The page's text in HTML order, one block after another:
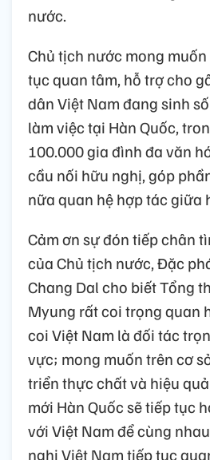
nước.
Chủ tịch nước mong
tục quan tâm, hỗ trợ cho
dân Việt Nam đang sinh
làm việc tại Hàn Quốc,
100.000 gia đình đa văn
cầu nối hữu nghị, góp
nữa quan hệ hợp tác giữa
Cảm ơn sự đón tiếp chân
của Chủ tịch nước, Đặc
Chang Dal cho biết Tổng
Myung rất coi trọng quan
coi Việt Nam là đối tác
vực; mong muốn trên cơ
triển thực chất và hiệu
mới Hàn Quốc sẽ tiếp tục
với Việt Nam để cùng
nghị Việt Nam tiếp tục